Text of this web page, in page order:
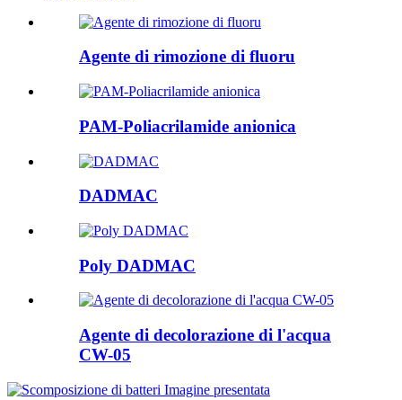
Agente di rimozione di fluoru
PAM-Poliacrilamide anionica
DADMAC
Poly DADMAC
Agente di decolorazione di l'acqua
CW-05